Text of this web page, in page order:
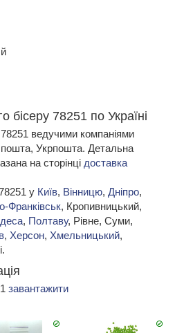
бісеру 78251 по Україні
ведучими компаніями
пошта, Укрпошта. Детальна
на сторінці доставка
у Київ, Вінницю, Дніпро,
Франківськ, Кропивницький,
, Полтаву, Рівне, Суми,
, Херсон, Хмельницький,
завантажити